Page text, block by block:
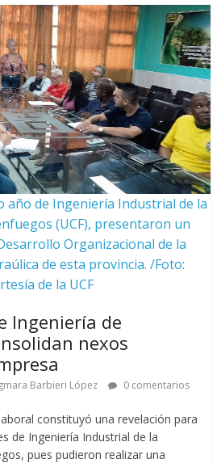
año de Ingeniería Industrial de la
(UCF), presentaron un
Organizacional de la
de esta provincia. /Foto:
de la UCF
Ingeniería de
nexos
Barbieri López 0 comentarios
constituyó una revelación para
de Ingeniería Industrial de la
pues pudieron realizar una